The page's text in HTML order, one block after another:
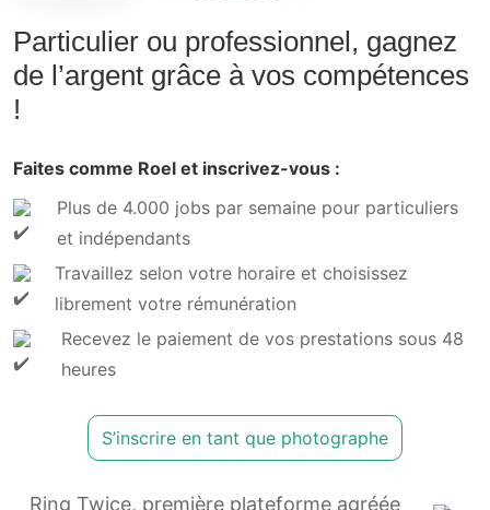
Particulier ou professionnel, gagnez
de l’argent grâce à vos compétences
!
Faites comme Roel et inscrivez-vous :
Plus de 4.000 jobs par semaine pour particuliers
et indépendants
Travaillez selon votre horaire et choisissez
librement votre rémunération
Recevez le paiement de vos prestations sous 48
heures
S’inscrire en tant que photographe
Ring Twice, première plateforme agréée